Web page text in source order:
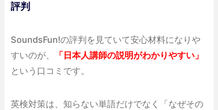
評判
SoundsFun!の評判を見ていて安心材料になりや
すいのが、
「日本人講師の説明がわかりやすい」
という口コミです。
英検対策は、知らない単語だけでなく「なぜその